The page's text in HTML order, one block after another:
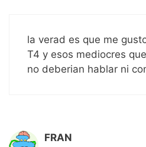
la verad es que me
T4 y esos mediocres
no deberian hablar ni
FRAN